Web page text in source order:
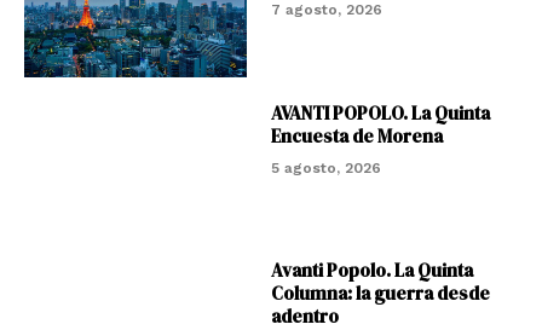
7 agosto, 2026
AVANTI POPOLO. La Quinta
Encuesta de Morena
5 agosto, 2026
Avanti Popolo. La Quinta
Columna: la guerra desde
adentro